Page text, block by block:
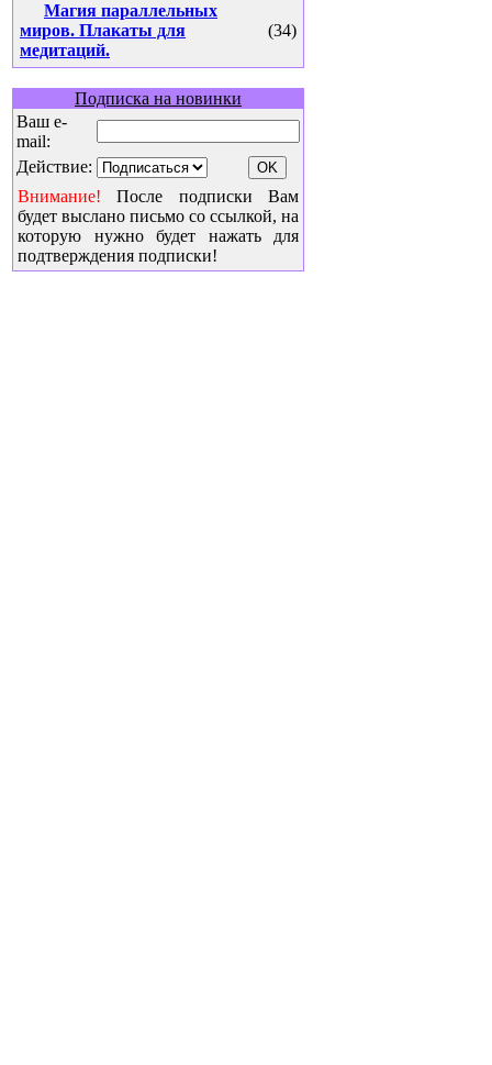
Магия параллельных
миров. Плакаты для
медитаций.
(34)
Подписка на новинки
Ваш e-
mail:
Действие:
Внимание! После подписки Вам
будет выслано письмо со ссылкой, на
которую нужно будет нажать для
подтверждения подписки!